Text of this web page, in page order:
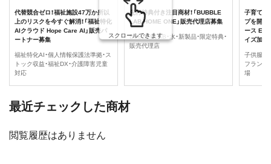
代替競合ゼロ！福祉施設47万か所以
上のリスクを今すぐ解消！「福祉特化
AIクラウド Hope Care AI」販売パ
ートナー募集
福祉特化AI・個人情報保護法準拠・ス
トック収益・福祉DX・介護障害児童
対応
先行特典付き注目商材！「BUBBLE
LAB HOME ONE」販売代理店募集
BUBBLELAB・水・新製品・限定特典・
販売代理店
子育てマ
プを開業
ース
イズ加盟
子供服リ
フランチ
場
スクロールできます
最近チェックした商材
閲覧履歴はありません